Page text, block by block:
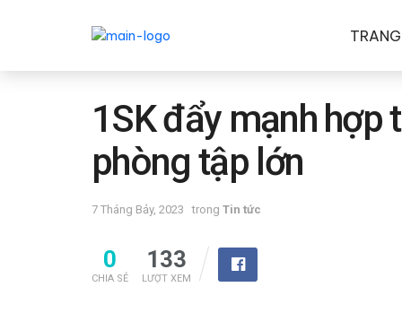
1SK đẩy mạnh hợp
phòng tập lớn
7 Tháng Bảy, 2023 trong Tin tức
0
CHIA SẺ
133
LƯỢT XEM